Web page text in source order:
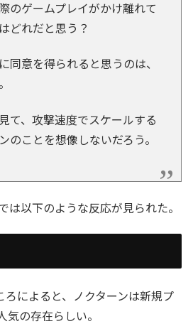
のゲームプレイがかけ離れて
どれだと思う？
同意を得られると思うのは、
て、攻撃速度でスケールする
のことを想像しないだろう。
は以下のような反応が見られた。
ろによると、ノクターンは新規プ
気の存在らしい。